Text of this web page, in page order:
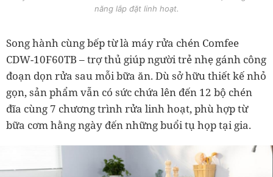
năng lắp đặt linh hoạt.
Song hành cùng bếp từ là máy rửa chén Comfee
CDW-10F60TB – trợ thủ giúp người trẻ nhẹ gánh công
đoạn dọn rửa sau mỗi bữa ăn. Dù sở hữu thiết kế nhỏ
gọn, sản phẩm vẫn có sức chứa lên đến 12 bộ chén
đĩa cùng 7 chương trình rửa linh hoạt, phù hợp từ
bữa cơm hằng ngày đến những buổi tụ họp tại gia.